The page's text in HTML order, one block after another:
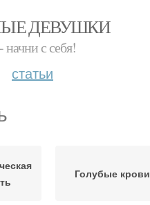
ДЕВУШКИ
с себя!
статьи
Голубые крови